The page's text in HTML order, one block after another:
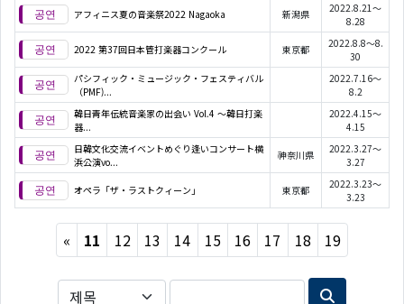
アフィニス夏の音楽祭2022 Nagaoka 新潟県
2022.8.21～
8.28
2022 第37回日本管打楽器コンクール 東京都
2022.8.8～8.
30
パシフィック・ミュージック・フェスティバル
（PMF)...
2022.7.16～
8.2
韓日青年伝統音楽家の出会い Vol.4 ～韓日打楽
器...
2022.4.15～
4.15
日韓文化交流イベントめぐり逢いコンサート横
浜公演vo...
神奈川県
2022.3.27～
3.27
オペラ「ザ・ラストクィーン」 東京都
2022.3.23～
3.23
«Previous
11 12 13 14 15 16 17 18 19